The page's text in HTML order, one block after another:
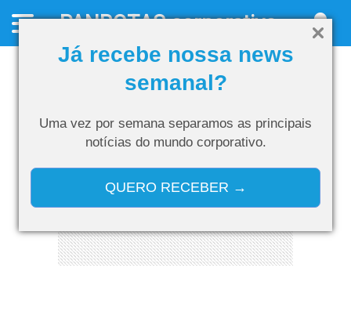
Já recebe nossa news
semanal?
Uma vez por semana separamos as principais
notícias do mundo corporativo.
QUERO RECEBER →
PANROTAScorporativo